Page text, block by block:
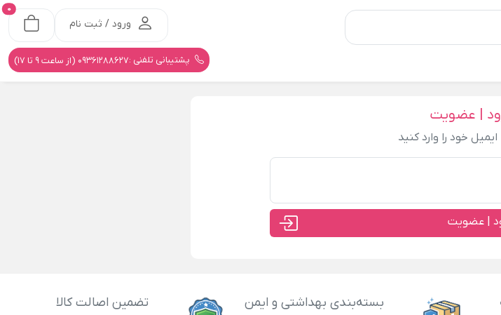
ورود / ثبت نام
0
پشتیبانی تلفنی :09361288627 (از ساعت 9 تا 17)
| عضویت
خود را وارد کنید
| عضویت
بسته‌بندی بهداشتی و ایمن تضمین اصالت کالا